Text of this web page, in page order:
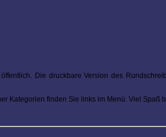
Die druckbare Version des
Kategorien finden Sie links im Menü. Viel Spaß